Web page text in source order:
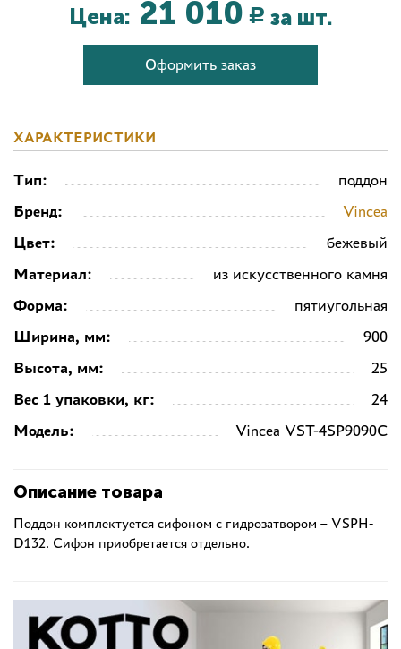
Цена: 21 010 Р за шт.
Оформить заказ
ХАРАКТЕРИСТИКИ
Тип:
поддон
Бренд:
Vincea
Цвет:
бежевый
Материал:
из искусственного камня
Форма:
пятиугольная
Ширина, мм:
900
Высота, мм:
25
Вес 1 упаковки, кг:
24
Модель:
Vincea VST-4SP9090C
Описание товара
Поддон комплектуется сифоном с гидрозатвором – VSPH-
D132. Сифон приобретается отдельно.